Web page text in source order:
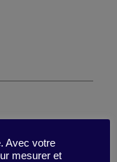
Avec votre
mesurer et